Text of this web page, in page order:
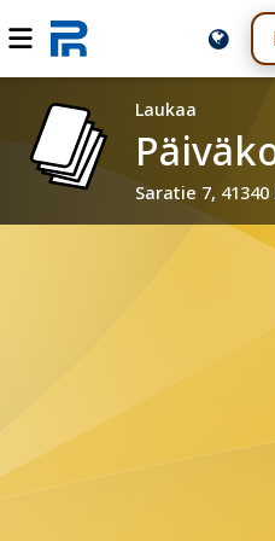
Laukaa
Saratie 7, 41340